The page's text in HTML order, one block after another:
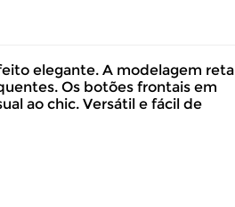
elegante. A modelagem reta
Os botões frontais em
ao chic. Versátil e fácil de